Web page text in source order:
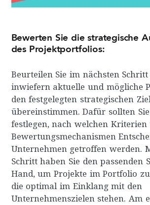
Bewerten Sie die strategische
des Projektportfolios:
Beurteilen Sie im nächsten
inwiefern aktuelle und mögliche
den festgelegten strategischen
übereinstimmen. Dafür sollten
festlegen, nach welchen Kriterien
Bewertungsmechanismen
Unternehmen getroffen werden.
Schritt haben Sie den passenden
Hand, um Projekte im Portfolio
die optimal im Einklang mit den
Unternehmenszielen stehen. Am